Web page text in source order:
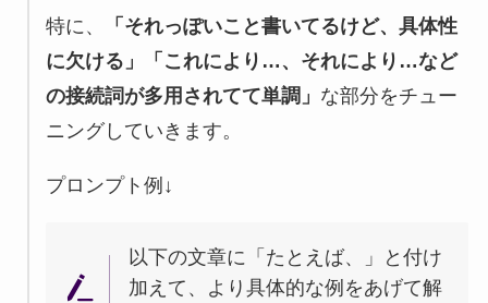
特に、
「それっぽいこと書いてるけど、具体性
に欠ける」「これにより…、それにより…など
の接続詞が多用されてて単調」 な部分をチュー
ニングしていきます。
プロンプト例↓
以下の文章に「たとえば、」と付け
加えて、より具体的な例をあげて解